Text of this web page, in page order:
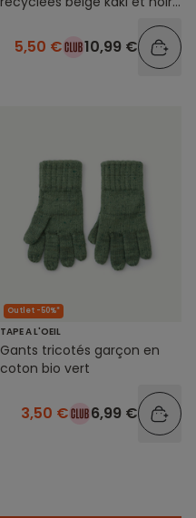
5,50 € 10,99 €
Outlet -50%*
TAPE A L'OEIL
Gants tricotés garçon en
coton bio vert
3,50 € 6,99 €